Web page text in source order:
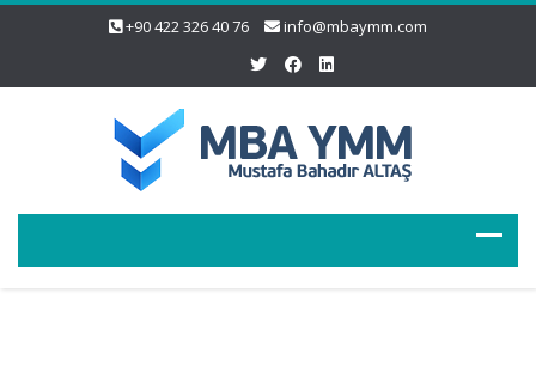
+90 422 326 40 76 info@mbaymm.com